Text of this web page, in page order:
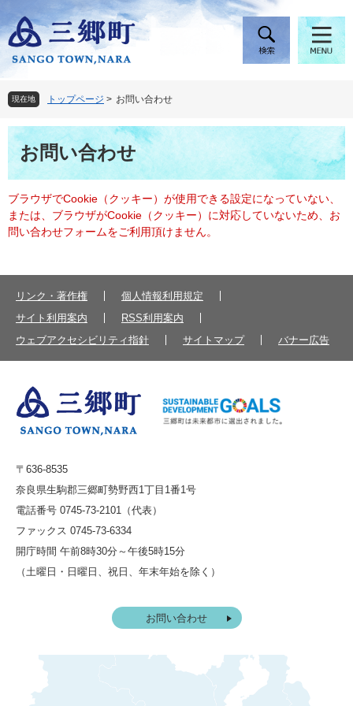
ー
ジ
頭
で
す
ニ
ュ
飛
ば
し
現在地 トップページ > お問い合わせ
本
文お問い合わせ
ブラウザでCookie（クッキー）が使用できる設定になっていない、
または、ブラウザがCookie（クッキー）に対応していないため、お
問い合わせフォームをご利用頂けません。
リンク・著作権
個人情報利用規定
サイト利用案内
RSS利用案内
ウェブアクセシビリティ指針
サイトマップ バナー広告
〒636-8535
奈良県生駒郡三郷町勢野西1丁目1番1号
電話番号 0745-73-2101（代表）
ファックス 0745-73-6334
開庁時間 午前8時30分～午後5時15分
（土曜日・日曜日、祝日、年末年始を除く）
お問い合わせ